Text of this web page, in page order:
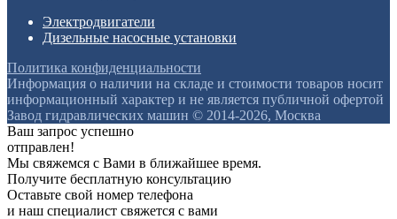
Электродвигатели
Дизельные насосные установки
Политика конфиденциальности
Информация о наличии на складе и стоимости товаров носит
информационный характер и не является публичной офертой
Завод гидравлических машин © 2014-2026, Москва
Ваш запрос успешно
отправлен!
Мы свяжемся с Вами в ближайшее время.
Получите бесплатную консультацию
Оставьте свой номер телефона
и наш специалист свяжется с вами